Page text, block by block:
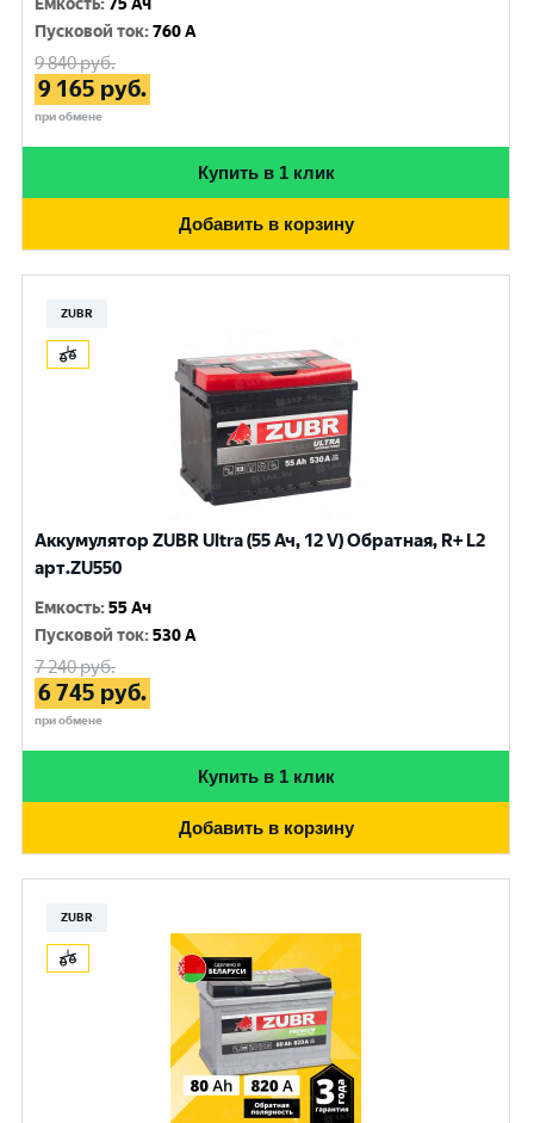
Емкость:75 Ач
Пусковой ток:760 A
9 840руб.
9 165 руб.
при обмене
Купить в 1 клик
Добавить в корзину
ZUBR
Аккумулятор ZUBR Ultra (55 Ач, 12 V) Обратная, R+ L2
арт.ZU550
Емкость:55 Ач
Пусковой ток:530 A
7 240руб.
6 745 руб.
при обмене
Купить в 1 клик
Добавить в корзину
ZUBR